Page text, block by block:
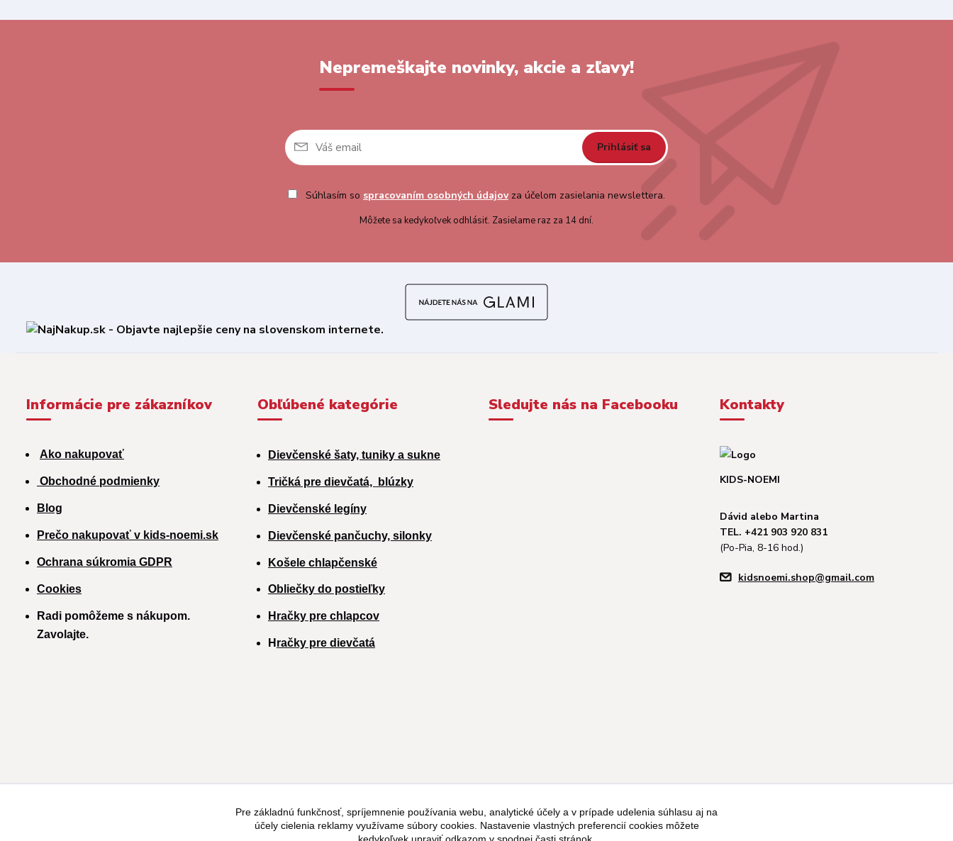
Nepremeškajte novinky, akcie a zľavy!
Prihlásiť sa
Súhlasím so spracovaním osobných údajovza účelom zasielania newslettera.
Môžete sa kedykoľvek odhlásiť. Zasielame raz za 14 dní.
Informácie pre zákazníkov
Ako nakupovať
Obchodné podmienky
Blog
Prečo nakupovať v kids-noemi.sk
Ochrana súkromia GDPR
Cookies
Radi pomôžeme s nákupom.
Zavolajte.
Obľúbené kategórie
Dievčenské šaty, tuniky a sukne
Tričká pre dievčatá, blúzky
Dievčenské legíny
Dievčenské pančuchy, silonky
Košele chlapčenské
Obliečky do postieľky
Hračky pre chlapcov
H račky pre dievčatá
Sledujte nás na Facebooku Kontakty
KIDS-NOEMI
Dávid alebo Martina
TEL. +421 903 920 831
(Po-Pia, 8-16 hod.)
kidsnoemi.shop@gmail.com
Pre základnú funkčnosť, spríjemnenie používania webu, analytické účely a v prípade udelenia súhlasu aj na
účely cielenia reklamy využívame súbory cookies. Nastavenie vlastných preferencií cookies môžete